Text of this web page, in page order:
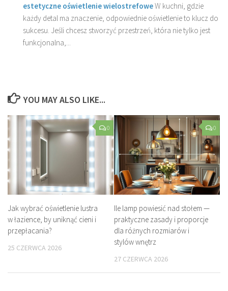
estetyczne oświetlenie wielostrefoweW kuchni, gdzie
każdy detal ma znaczenie, odpowiednie oświetlenie to klucz do
sukcesu. Jeśli chcesz stworzyć przestrzeń, która nie tylko jest
funkcjonalna,...
YOU MAY ALSO LIKE...
0
Jak wybrać oświetlenie lustra
w łazience, by uniknąć cieni i
przepłacania?
25 CZERWCA 2026
0
Ile lamp powiesić nad stołem —
praktyczne zasady i proporcje
dla różnych rozmiarów i
stylów wnętrz
27 CZERWCA 2026